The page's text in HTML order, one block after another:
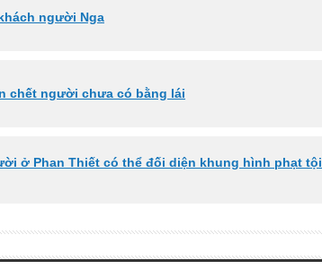
người Nga
chết người chưa có bằng lái
ở Phan Thiết có thể đối diện khung hình phạt tội